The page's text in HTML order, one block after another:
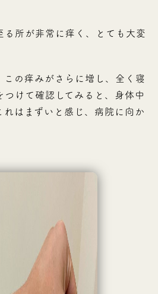
る所が非常に痒く、とても大変
この痒みがさらに増し、全く寝
つけて確認してみると、身体中
れはまずいと感じ、病院に向か